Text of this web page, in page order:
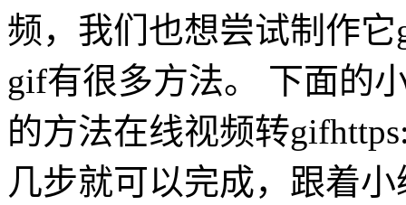
频，我们也想尝试制作
gif有很多方法。 下面的
的方法在线视频转
几步就可以完成，跟着